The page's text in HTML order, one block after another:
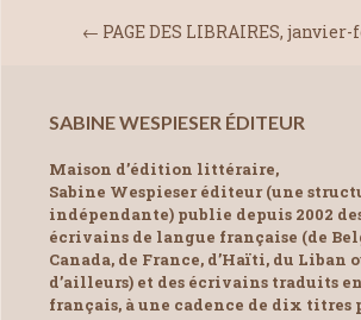
← PAGE DES LIBRAIRES,
SABINE WESPIESER ÉDITEUR
Maison d’édition littéraire,
Sabine Wespieser éditeur (une
indépendante) publie depuis 2002
écrivains de langue française (de
Canada, de France, d’Haïti, du Liban
d’ailleurs) et des écrivains traduits en
français, à une cadence de dix titres